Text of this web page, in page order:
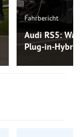
Fahrbericht
Audi RS5:
Plug-in-